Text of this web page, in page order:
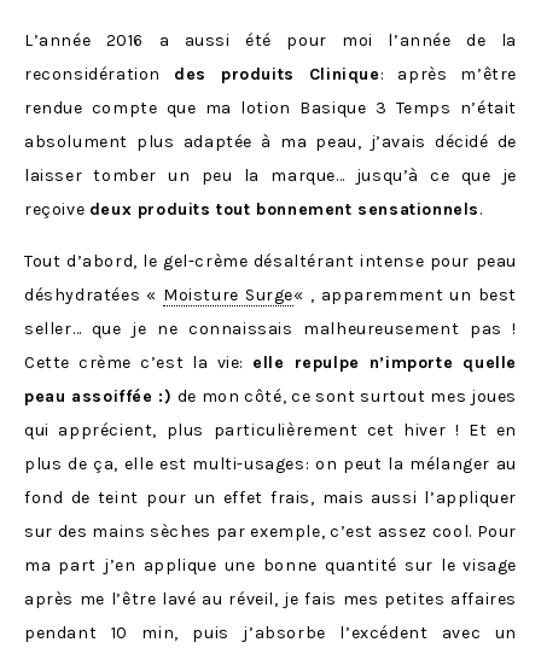
L’année 2016 a aussi été pour moi l’année de la
reconsidération des produits Clinique: après m’être
rendue compte que ma lotion Basique 3 Temps n’était
absolument plus adaptée à ma peau, j’avais décidé de
laisser tomber un peu la marque… jusqu’à ce que je
reçoive deux produits tout bonnement sensationnels.
Tout d’abord, le gel-crème désaltérant intense pour peau
déshydratées « Moisture Surge« , apparemment un best
seller… que je ne connaissais malheureusement pas !
Cette crème c’est la vie: elle repulpe n’importe quelle
peau assoiffée :) de mon côté, ce sont surtout mes joues
qui apprécient, plus particulièrement cet hiver ! Et en
plus de ça, elle est multi-usages: on peut la mélanger au
fond de teint pour un effet frais, mais aussi l’appliquer
sur des mains sèches par exemple, c’est assez cool. Pour
ma part j’en applique une bonne quantité sur le visage
après me l’être lavé au réveil, je fais mes petites affaires
pendant 10 min, puis j’absorbe l’excédent avec un